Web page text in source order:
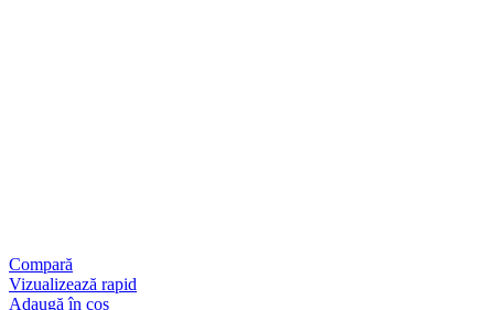
Compară
Vizualizează rapid
Adaugă în coș